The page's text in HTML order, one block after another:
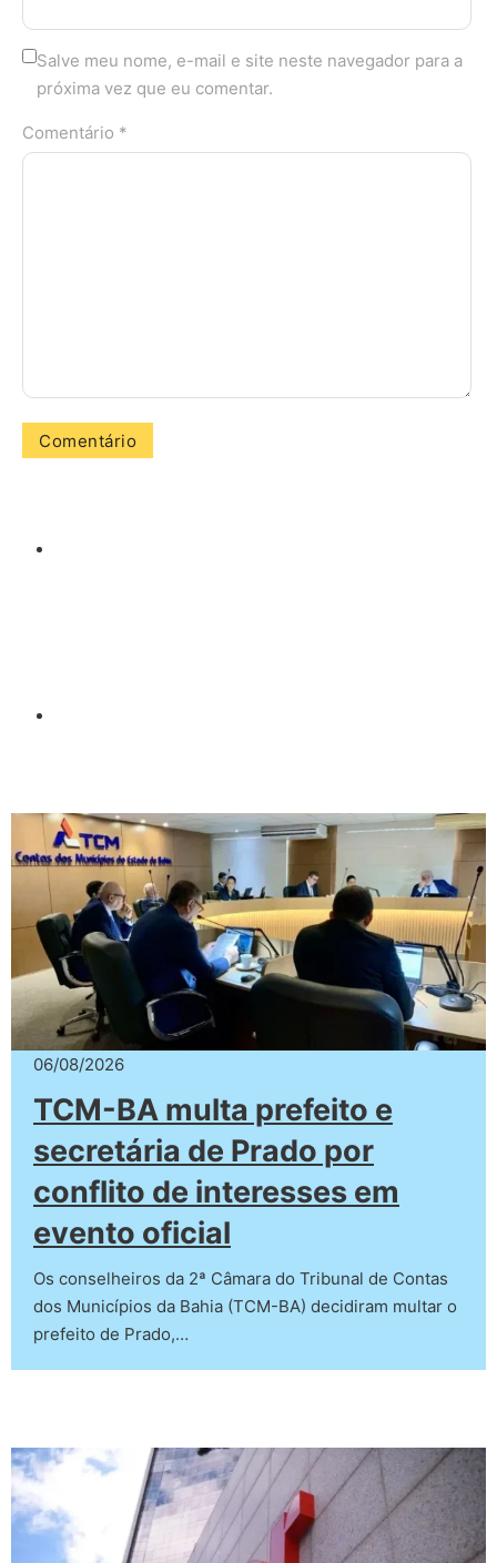
Salve meu nome, e-mail e site neste navegador para a
próxima vez que eu comentar.
Comentário *
06/08/2026
TCM-BA multa prefeito e
secretária de Prado por
conflito de interesses em
evento oficial
Os conselheiros da 2ª Câmara do Tribunal de Contas
dos Municípios da Bahia (TCM-BA) decidiram multar o
prefeito de Prado,…